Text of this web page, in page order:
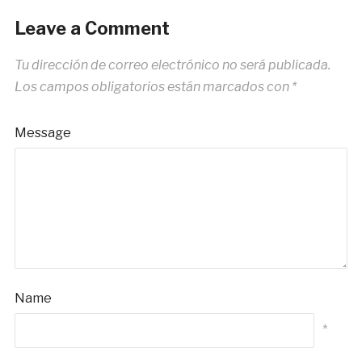
Leave a Comment
Tu dirección de correo electrónico no será publicada.
Los campos obligatorios están marcados con *
Message
Name
*